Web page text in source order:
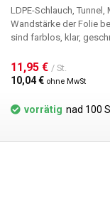
LDPE-Schlauch,
Wandstärke der Folie
sind farblos, klar,
langlebig, flexibel,
feuchtigkeitsbeständig.
Beuteln, Taschen und
gesundheitlich
Slg.
11,95 € / St.
10,04 € ohne MwSt
vorrätig nad 100